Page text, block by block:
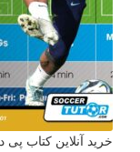
خرید آنلاین کتاب